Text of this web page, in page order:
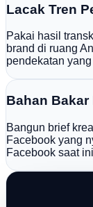
Lacak Tren
Pakai hasil
brand di ruang
pendekatan
Bahan
Bangun brief
Facebook yang
Facebook saat